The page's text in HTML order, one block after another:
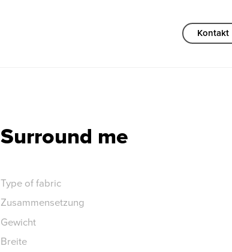
Kontakt
Surround me
Type of fabric
Zusammensetzung
Gewicht
Breite